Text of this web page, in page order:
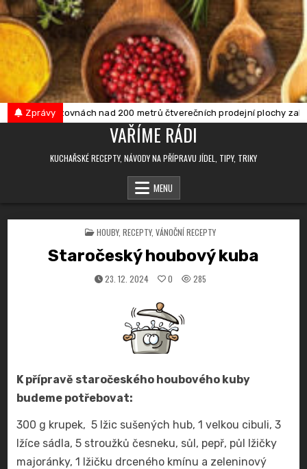
Skip
to
content
Zprávy
v provozovnách nad 200 metrů čtverečních prodejní plochy
VAŘÍME RÁDI
KUCHAŘSKÉ RECEPTY, NÁVODY NA PŘÍPRAVU JÍDEL, TIPY, TRIKY
MENU
POSTED
IN
HOUBY, RECEPTY, VÁNOČNÍ RECEPTY
Staročeský houbový kuba
23. 12. 2024 0 285
K přípravě staročeského houbového kuby
budeme potřebovat:
300 g krupek, 5 lžic sušených hub, 1 velkou cibuli, 3
lžíce sádla, 5 stroužků česneku, sůl, pepř, půl lžičky
majoránky, 1 lžičku drceného kmínu a zeleninový